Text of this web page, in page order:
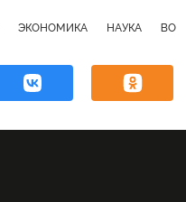
ЭКОНОМИКА НАУКА